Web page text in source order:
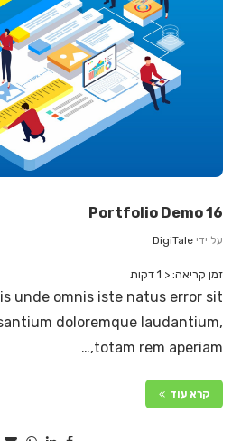
Portfolio Demo 16
על ידי DigiTale
זמן קריאה: < 1 דקות
unde omnis iste natus error sit
doloremque laudantium,
totam rem aperiam,…
קרא עוד